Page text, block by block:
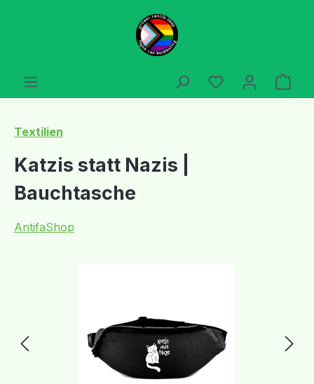
Zum Hauptinhalt springen
Du hast 0
Textilien
Katzis statt Nazis |
Bauchtasche
AntifaShop